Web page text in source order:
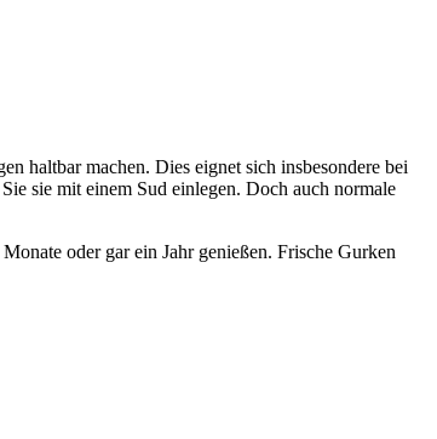
haltbar machen. Dies eignet sich insbesondere bei
sie mit einem Sud einlegen. Doch auch normale
oder gar ein Jahr genießen. Frische Gurken